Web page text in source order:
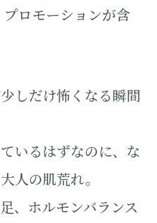
ロモーションが含
しだけ怖くなる瞬間
いるはずなのに、な
人の肌荒れ。
、ホルモンバランス